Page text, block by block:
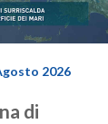
2026
di